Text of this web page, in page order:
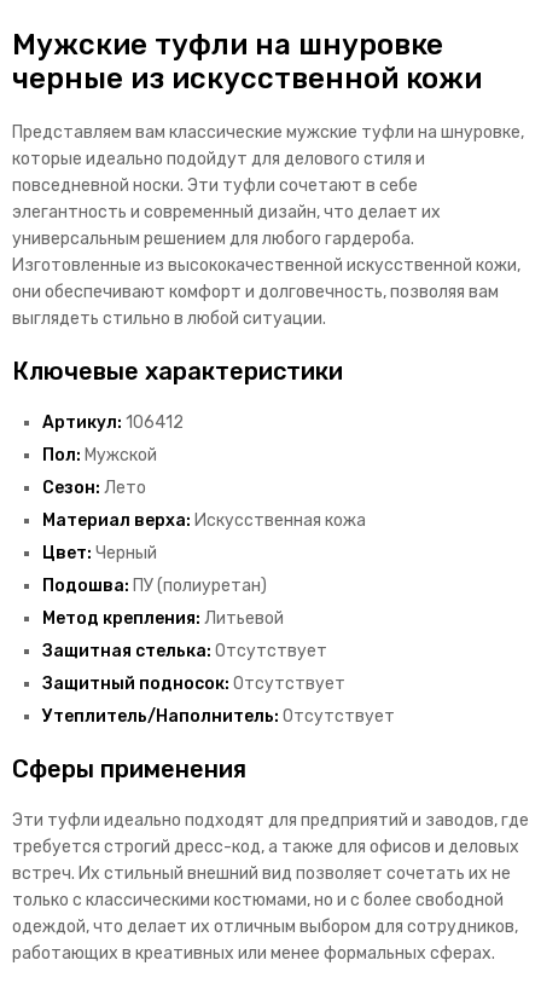
Мужские туфли на шнуровке
черные из искусственной кожи
Представляем вам классические мужские туфли на шнуровке,
которые идеально подойдут для делового стиля и
повседневной носки. Эти туфли сочетают в себе
элегантность и современный дизайн, что делает их
универсальным решением для любого гардероба.
Изготовленные из высококачественной искусственной кожи,
они обеспечивают комфорт и долговечность, позволяя вам
выглядеть стильно в любой ситуации.
Ключевые характеристики
Артикул: 106412
Пол: Мужской
Сезон: Лето
Материал верха: Искусственная кожа
Цвет: Черный
Подошва: ПУ (полиуретан)
Метод крепления: Литьевой
Защитная стелька: Отсутствует
Защитный подносок: Отсутствует
Утеплитель/Наполнитель: Отсутствует
Сферы применения
Эти туфли идеально подходят для предприятий и заводов, где
требуется строгий дресс-код, а также для офисов и деловых
встреч. Их стильный внешний вид позволяет сочетать их не
только с классическими костюмами, но и с более свободной
одеждой, что делает их отличным выбором для сотрудников,
работающих в креативных или менее формальных сферах.